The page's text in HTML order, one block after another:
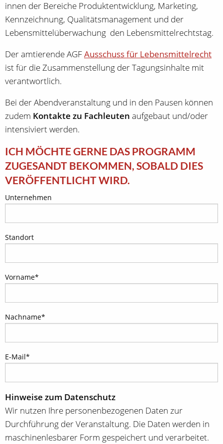
innen der Bereiche Produktentwicklung, Marketing,
Kennzeichnung, Qualitätsmanagement und der
Lebensmittelüberwachung den Lebensmittelrechtstag.
Der amtierende AGFAusschuss für Lebensmittelrecht
ist für die Zusammenstellung der Tagungsinhalte mit
verantwortlich.
Bei der Abendveranstaltung und in den Pausen können
zudem Kontakte zu Fachleuten aufgebaut und/oder
intensiviert werden.
ICH MÖCHTE GERNE DAS PROGRAMM
ZUGESANDT BEKOMMEN, SOBALD DIES
VERÖFFENTLICHT WIRD.
Unternehmen
Standort
Vorname*
Nachname*
E-Mail*
Hinweise zum Datenschutz
Wir nutzen Ihre personenbezogenen Daten zur
Durchführung der Veranstaltung. Die Daten werden in
maschinenlesbarer Form gespeichert und verarbeitet.